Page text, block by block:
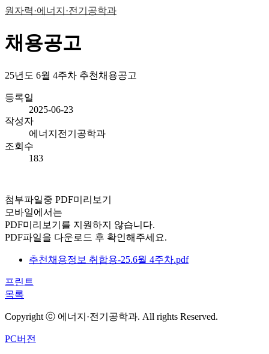
원자력·에너지·전기공학과
채용공고
25년도 6월 4주차 추천채용공고
등록일
2025-06-23
작성자
에너지전기공학과
조회수
183
첨부파일중 PDF미리보기
모바일에서는
PDF미리보기를 지원하지 않습니다.
PDF파일을 다운로드 후 확인해주세요.
추천채용정보 취합용-25.6월 4주차.pdf
프린트
목록
Copyright ⓒ 에너지·전기공학과. All rights Reserved.
PC버전